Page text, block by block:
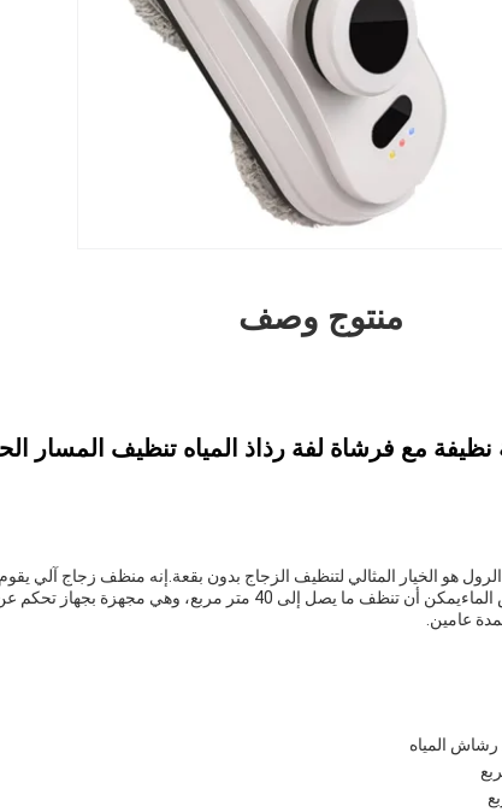
منتوج وصف
مع فرشاة لفة رذاذ المياه تنظيف المسار
هو الخيار المثالي لتنظيف الزجاج بدون بقعة.إنه منظف زجاج آلي يقوم
بشكل مستقل باستخدام فرشاة لفة ورش الماءيمكن أن تنظف ما يصل إلى 40 متر مربع، وهي
عامين.
رشاش المياه